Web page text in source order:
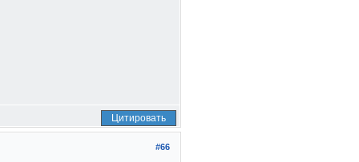
Цитировать
#66